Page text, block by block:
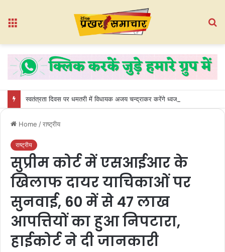
स्वतंत्रता दिवस पर धमतरी में विधायक अजय चन्द्राकर करेंगे ध्वजारोहण
Home /राष्ट्रीय
राष्ट्रीय
सुप्रीम कोर्ट में एसआईआर के
खिलाफ दायर याचिकाओं पर
सुनवाई, 60 में से 47 लाख
आपत्तियों का हुआ निपटारा,
हाईकोर्ट ने दी जानकारी